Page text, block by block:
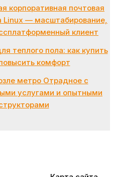
корпоративная почтовая
Linux — масштабирование,
клиент
теплого пола: как купить
комфорт
метро Отрадное с
услугами и опытными